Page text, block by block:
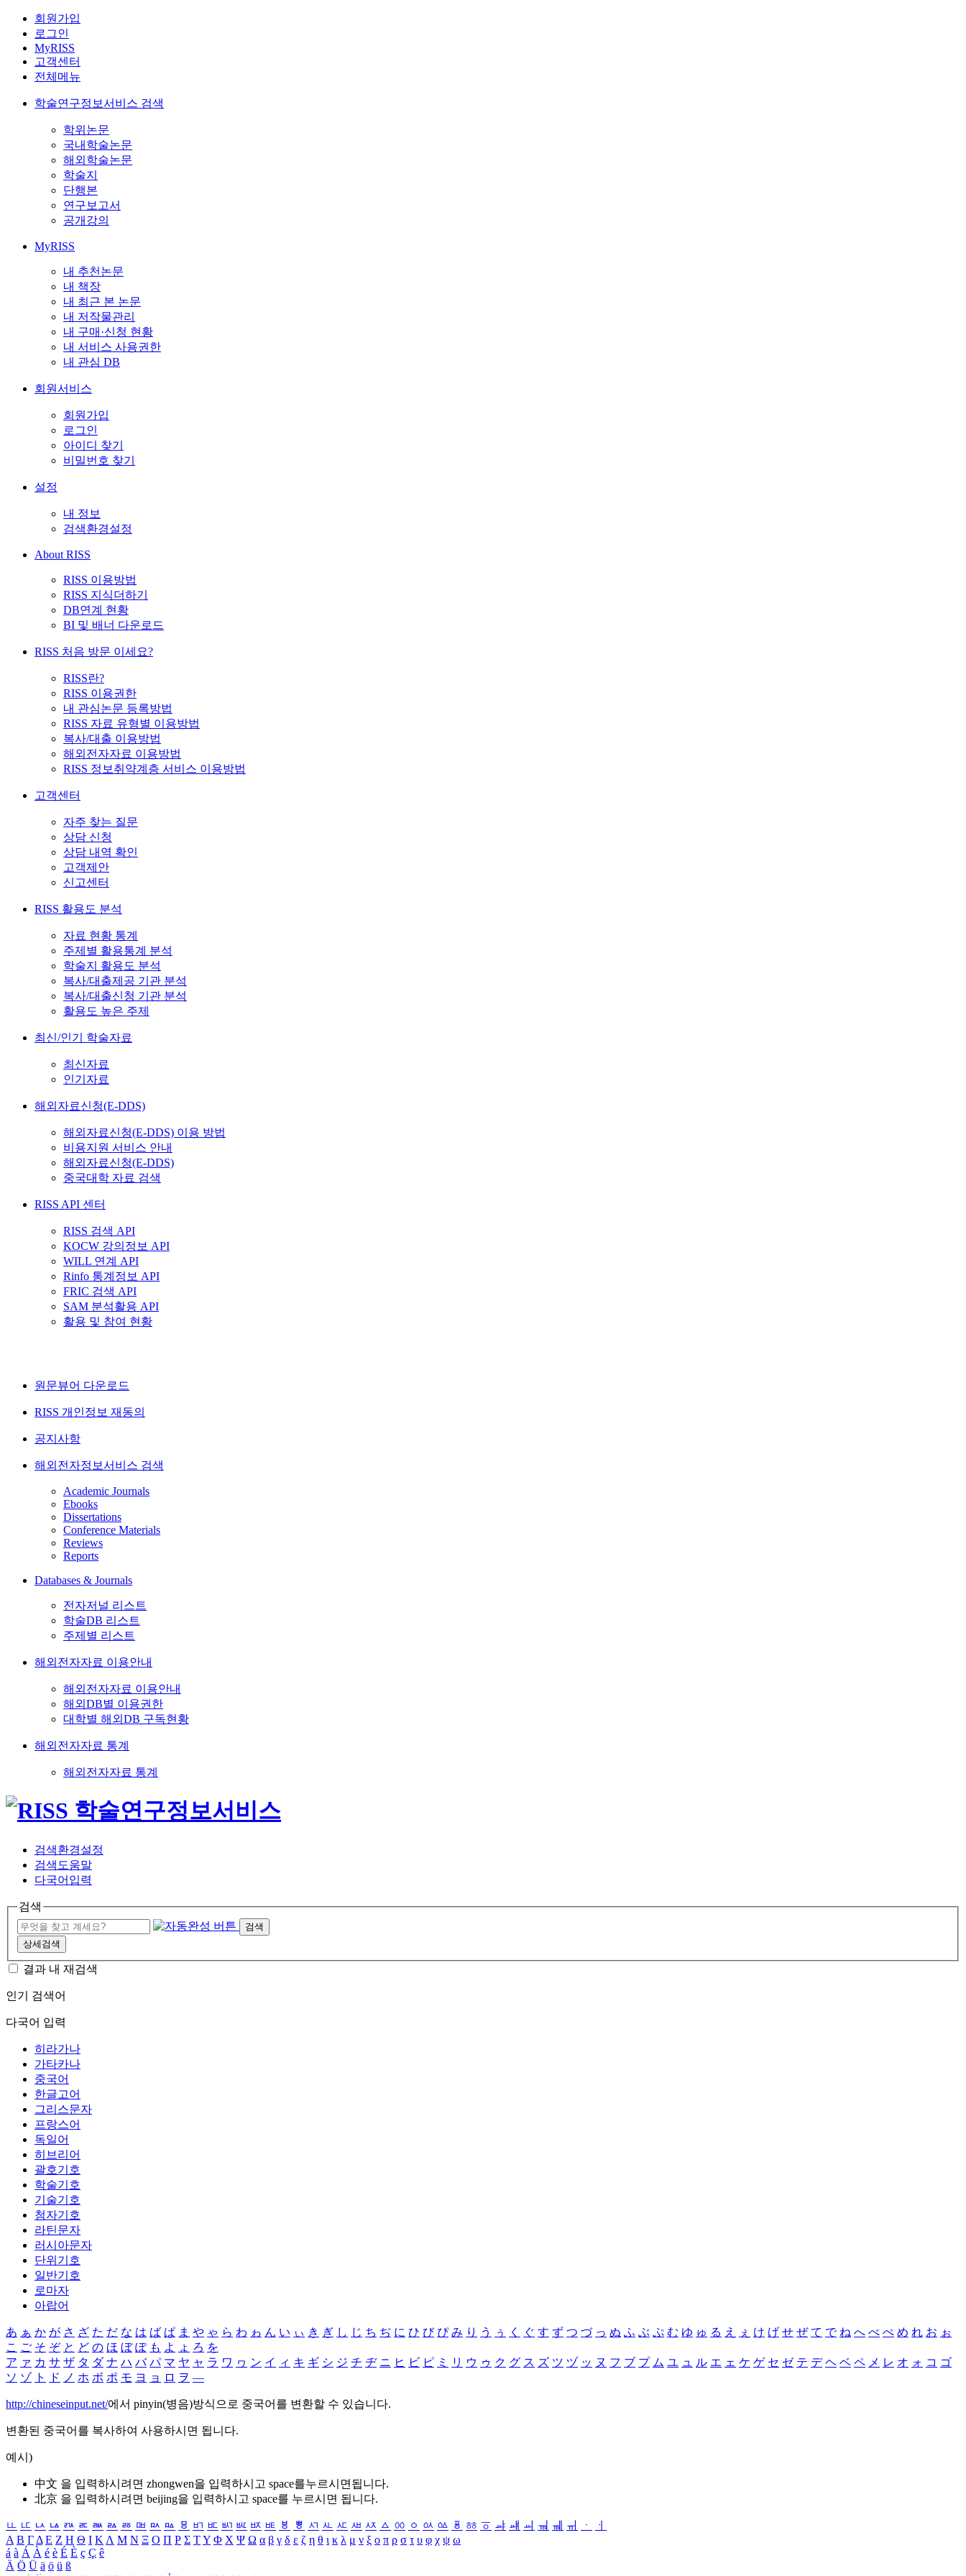
회원가입
로그인
MyRISS
고객센터
전체메뉴
학술연구정보서비스 검색
학위논문
국내학술논문
해외학술논문
학술지
단행본
연구보고서
공개강의
MyRISS
내 추천논문
내 책장
내 최근 본 논문
내 저작물관리
내 구매·신청 현황
내 서비스 사용권한
내 관심 DB
회원서비스
회원가입
로그인
아이디 찾기
비밀번호 찾기
설정
내 정보
검색환경설정
About RISS
RISS 이용방법
RISS 지식더하기
DB연계 현황
BI 및 배너 다운로드
RISS 처음 방문 이세요?
RISS란?
RISS 이용권한
내 관심논문 등록방법
RISS 자료 유형별 이용방법
복사/대출 이용방법
해외전자자료 이용방법
RISS 정보취약계층 서비스 이용방법
고객센터
자주 찾는 질문
상담 신청
상담 내역 확인
고객제안
신고센터
RISS 활용도 분석
자료 현황 통계
주제별 활용통계 분석
학술지 활용도 분석
복사/대출제공 기관 분석
복사/대출신청 기관 분석
활용도 높은 주제
최신/인기 학술자료
최신자료
인기자료
해외자료신청(E-DDS)
해외자료신청(E-DDS) 이용 방법
비용지원 서비스 안내
해외자료신청(E-DDS)
중국대학 자료 검색
RISS API 센터
RISS 검색 API
KOCW 강의정보 API
WILL 연계 API
Rinfo 통계정보 API
FRIC 검색 API
SAM 분석활용 API
활용 및 참여 현황
원문뷰어 다운로드
RISS 개인정보 재동의
공지사항
해외전자정보서비스 검색
Academic Journals
Ebooks
Dissertations
Conference Materials
Reviews
Reports
Databases & Journals
전자저널 리스트
학술DB 리스트
주제별 리스트
해외전자자료 이용안내
해외전자자료 이용안내
해외DB별 이용권한
대학별 해외DB 구독현황
해외전자자료 통계
해외전자자료 통계
검색환경설정
검색도움말
다국어입력
검색
검색
상세검색
결과 내 재검색
인기 검색어
다국어 입력
히라가나
가타카나
중국어
한글고어
그리스문자
프랑스어
독일어
히브리어
괄호기호
학술기호
기술기호
첨자기호
라틴문자
러시아문자
단위기호
일반기호
로마자
아랍어
あ ぁ か が さ ざ た だ な は ば ぱ ま や ゃ ら わ ゎ ん い ぃ き ぎ し じ ち ぢ に ひ び ぴ み り う ぅ く ぐ す ず つ づ っ ぬ ふ ぶ ぷ む ゆ ゅ る え ぇ け げ せ ぜ て で ね へ べ ぺ め れ お ぉ
こ ご そ ぞ と ど の ほ ぼ ぽ も よ ょ ろ を
ア ァ カ サ ザ タ ダ ナ ハ バ パ マ ヤ ャ ラ ワ ヮ ン イ ィ キ ギ シ ジ チ ヂ ニ ヒ ビ ピ ミ リ ウ ゥ ク グ ス ズ ツ ヅ ッ ヌ フ ブ プ ム ユ ュ ル エ ェ ケ ゲ セ ゼ テ デ ヘ ベ ペ メ レ オ ォ コ ゴ
ソ ゾ ト ド ノ ホ ボ ポ モ ヨ ョ ロ ヲ ―
http://chineseinput.net/에서 pinyin(병음)방식으로 중국어를 변환할 수 있습니다.
변환된 중국어를 복사하여 사용하시면 됩니다.
예시)
中文 을 입력하시려면 zhongwen을 입력하시고 space를누르시면됩니다.
北京 을 입력하시려면 beijing을 입력하시고 space를 누르시면 됩니다.
ㅥ ㅦ ㅧ ㅨ ㅩ ㅪ ㅫ ㅬ ㅭ ㅮ ㅯ ㅰ ㅱ ㅲ ㅳ ㅴ ㅵ ㅶ ㅷ ㅸ ㅹ ㅺ ㅻ ㅼ ㅽ ㅾ ㅿ ㆀ ㆁ ㆂ ㆃ ㆄ ㆅ ㆆ ㆇ ㆈ ㆉ ㆊ ㆋ ㆌ ㆍ
ㆎ
Α Β ΓΔ Ε Ζ Η Θ Ι ΚΛ Μ Ν Ξ Ο Π Ρ Σ ΤΥ Φ Χ Ψ Ω α β γ δ ε ζ η θ ι κ λ μ ν ξ ο π ρ σ τ υ φ χ ψ ω
á à Á À é è É È ç Ç ê
Ä Ö Ü ä ö ü ß